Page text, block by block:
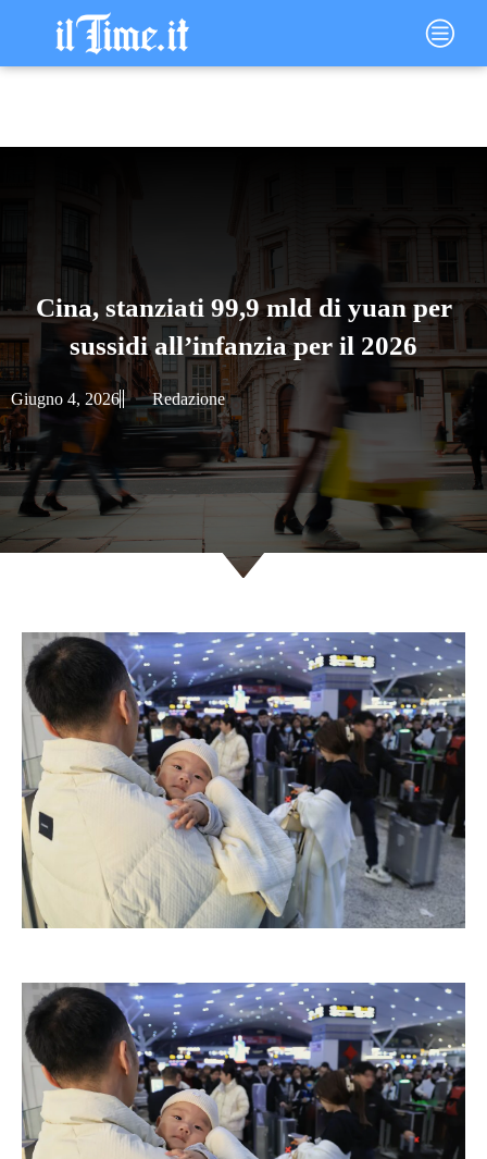
contenuto
Main
Menu
Cina, stanziati 99,9 mld di yuan per
sussidi all’infanzia per il 2026
Giugno 4, 2026 Redazione